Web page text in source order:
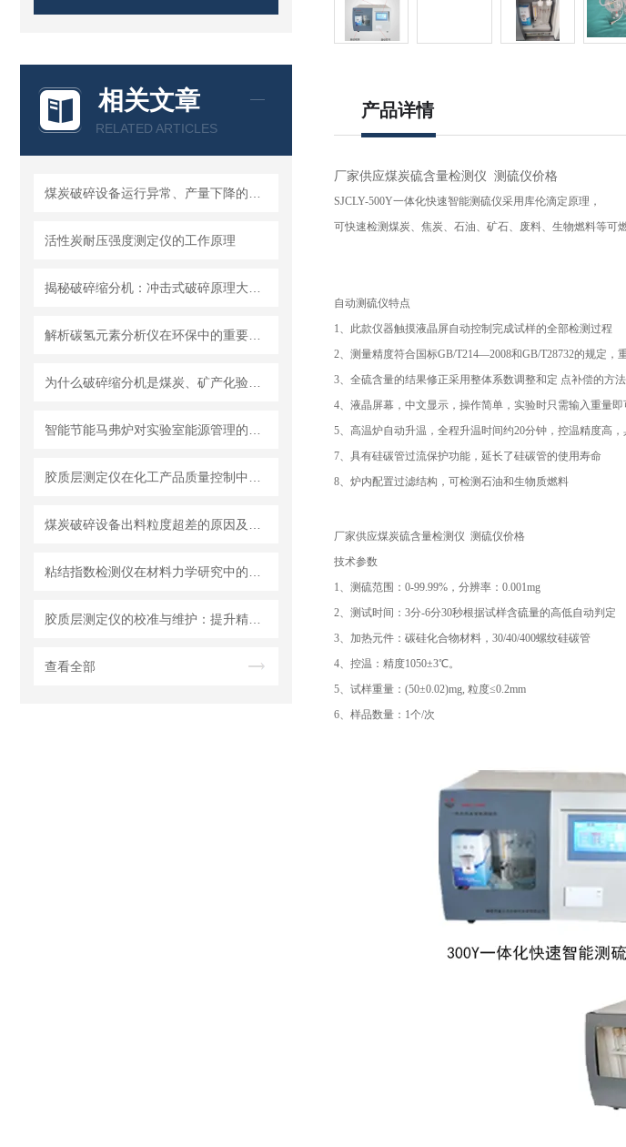
相关文章
RELATED ARTICLES
活性炭耐压强度测定仪的工作原理
查看全部
产品详情
厂家供应煤炭硫含量检测仪 测硫仪价格
SJCLY-500Y一体化快速智能测硫仪采用库伦滴定原理，
可快速检测煤炭、焦炭、石油、矿石、废料、生物燃料等可
自动测硫仪特点
1、此款仪器触摸液晶屏自动控制完成试样的全部检测过程
2、测量精度符合国标GB/T214—2008和GB/T28732的规定，
3、全硫含量的结果修正采用整体系数调整和定 点补偿的方法
4、液晶屏幕，中文显示，操作简单，实验时只需输入重量即
5、高温炉自动升温，全程升温时间约20分钟，控温精度高
7、具有硅碳管过流保护功能，延长了硅碳管的使用寿命
8、炉内配置过滤结构，可检测石油和生物质燃料
厂家供应煤炭硫含量检测仪 测硫仪价格
技术参数
1、测硫范围：0-99.99%，分辨率：0.001mg
2、测试时间：3分-6分30秒根据试样含硫量的高低自动判定
3、加热元件：碳硅化合物材料，30/40/400螺纹硅碳管
4、控温：精度1050±3℃。
5、试样重量：(50±0.02)mg, 粒度≤0.2mm
6、样品数量：1个/次